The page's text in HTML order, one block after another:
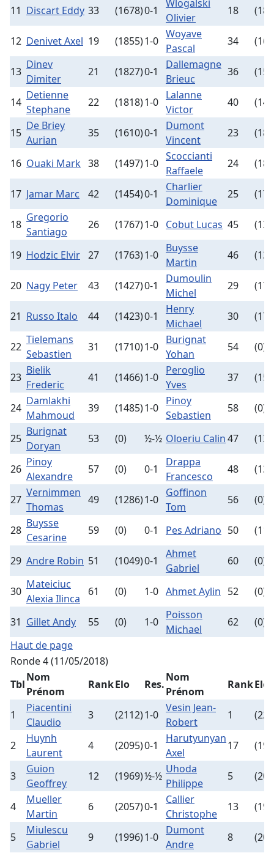
11 Discart Eddy 33 (1678)0-1
Wlogalski
Olivier
18
12 Denivet Axel 19 (1855)1-0
Woyave
Pascal
34
13
Dinev
Dimiter
21 (1827)0-1
Dallemagne
Brieuc
36
14
Detienne
Stephane
22 (1818)1-0
Lalanne
Victor
40
15
De Briey
Aurian
35 (1610)0-1
Dumont
Vincent
23
16 Ouaki Mark 38 (1497)1-0
Scoccianti
Raffaele
24
17 Jamar Marc 42 (1454)0-1
Charlier
Dominique
25
18
Gregorio
Santiago
26 (1767)1-0 Cobut Lucas 45
19 Hodzic Elvir 27 (1763)1-0
Buysse
Martin
46
20 Nagy Peter 43 (1427)0-1
Dumoulin
Michel
29
21 Russo Italo 44 (1423)0-1
Henry
Michael
30
22
Tielemans
Sebastien
31 (1710)1-0
Burignat
Yohan
54 (0)
23
Bielik
Frederic
41 (1466)1-0
Peroglio
Yves
37
24
Damlakhi
Mahmoud
39 (1485)1-0
Pinoy
Sebastien
58 (0)
25
Burignat
Doryan
53 (0) ½-½ Oloeriu Calin47
26
Pinoy
Alexandre
57 (0) 0-1
Drappa
Francesco
48
27
Vernimmen
Thomas
49 (1286)1-0
Goffinon
Tom
56 (0)
28
Buysse
Cesarine
59 (0) 0-1 Pes Adriano 50
29 Andre Robin 51 (1049)0-1
Ahmet
Gabriel
60 (0)
30
Mateiciuc
Alexia Ilinca
61 (0) 1-0 Ahmet Aylin 52 (0)
31 Gillet Andy 55 (0) 1-0
Poisson
Michael
62
(0)
Haut de page
Ronde 4 (11/05/2018)
Tbl
Nom
Prénom
RankElo Res.
Nom
Prénom
RankElo
1
Piacentini
Claudio
3 (2112)1-0
Vesin Jean-
Robert
1
2
Huynh
Laurent
4 (2095)0-1
Harutyunyan
Axel
17
3
Guion
Geoffrey
12 (1969)½-½
Uhoda
Philippe
5
4
Mueller
Martin
6 (2057)0-1
Callier
Christophe
13
5
Miulescu
Gabriel
9 (1996)1-0
Dumont
Andre
8